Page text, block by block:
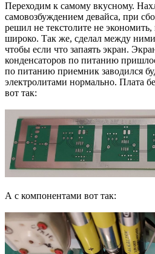
Переходим к самому вкусному.
самовозбуждением девайса, при
решил не текстолите не
широко. Так же, сделал между
чтобы если что запаять экран.
конденсаторов по питанию
по питанию приемник заводился
электролитами нормально. Плата
вот так:
А с компонентами вот так: